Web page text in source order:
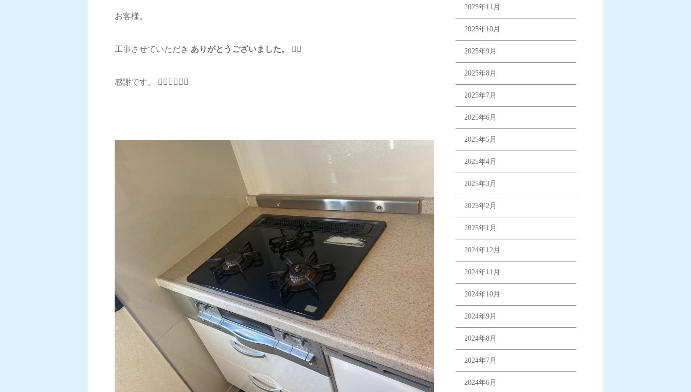
お客様。
工事させていただき ありがとうございました。 🙇‍♂️
感謝です。 🙇‍♂️🙇‍♂️🙇‍♂️
2025年11月
2025年10月
2025年9月
2025年8月
2025年7月
2025年6月
2025年5月
2025年4月
2025年3月
2025年2月
2025年1月
2024年12月
2024年11月
2024年10月
2024年9月
2024年8月
2024年7月
2024年6月